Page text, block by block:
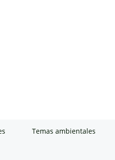
Temas ambientales